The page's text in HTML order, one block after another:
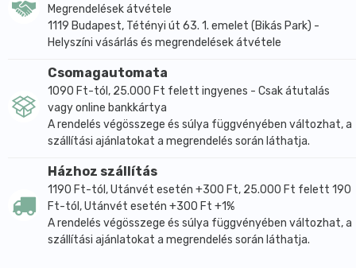
Megrendelések átvétele
1119 Budapest, Tétényi út 63. 1. emelet (Bikás Park) -
Helyszíni vásárlás és megrendelések átvétele
Csomagautomata
1090 Ft-tól, 25.000 Ft felett ingyenes - Csak átutalás
vagy online bankkártya
A rendelés végösszege és súlya függvényében változhat, a
szállítási ajánlatokat a megrendelés során láthatja.
Házhoz szállítás
1190 Ft-tól, Utánvét esetén +300 Ft, 25.000 Ft felett 190
Ft-tól, Utánvét esetén +300 Ft +1%
A rendelés végösszege és súlya függvényében változhat, a
szállítási ajánlatokat a megrendelés során láthatja.